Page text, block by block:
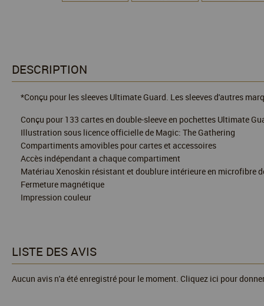
DESCRIPTION
*Conçu pour les sleeves Ultimate Guard. Les sleeves d'autres
Conçu pour 133 cartes en double-sleeve en pochettes Ultimate
Illustration sous licence officielle de Magic: The Gathering
Compartiments amovibles pour cartes et accessoires
Accès indépendant a chaque compartiment
Matériau Xenoskin résistant et doublure intérieure en microfibre
Fermeture magnétique
Impression couleur
LISTE DES AVIS
Aucun avis n'a été enregistré pour le moment. Cliquez ici pour